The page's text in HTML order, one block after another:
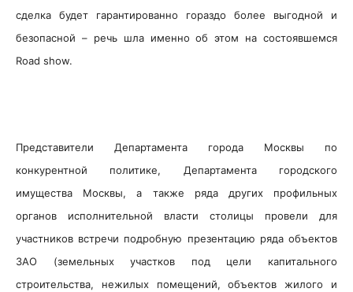
сделка будет гарантированно гораздо более выгодной и
безопасной – речь шла именно об этом на состоявшемся
Road show.
Представители Департамента города Москвы по
конкурентной политике, Департамента городского
имущества Москвы, а также ряда других профильных
органов исполнительной власти столицы провели для
участников встречи подробную презентацию ряда объектов
ЗАО (земельных участков под цели капитального
строительства, нежилых помещений, объектов жилого и